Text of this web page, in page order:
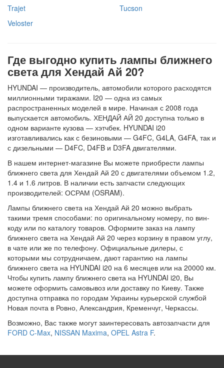
Trajet
Tucson
Veloster
Где выгодно купить лампы ближнего
света для Хендай Ай 20?
HYUNDAI — производитель, автомобили которого расходятся
миллионными тиражами. I20 — одна из самых
распространенных моделей в мире. Начиная с 2008 года
выпускается автомобиль. ХЕНДАЙ АЙ 20 доступна только в
одном варианте кузова — хэтчбек. HYUNDAI i20
изготавливались как с безиновыми — G4FC, G4LA, G4FA, так и
с дизельными — D4FC, D4FB и D3FA двигателями.
В нашем интернет-магазине Вы можете приобрести лампы
ближнего света для Хендай Ай 20 с двигателями объемом 1.2,
1.4 и 1.6 литров. В наличии есть запчасти следующих
производителей: ОСРАМ (OSRAM).
Лампы ближнего света на Хендай Ай 20 можно выбрать
такими тремя способами: по оригинальному номеру, по вин-
коду или по каталогу товаров. Оформите заказ на лампу
ближнего света на Хендай Ай 20 через корзину в правом углу,
в чате или же по телефону. Официальные дилеры, с
которыми мы сотрудничаем, дают гарантию на лампы
ближнего света на HYUNDAI i20 на 6 месяцев или на 20000 км.
Чтобы купить лампу ближнего света на HYUNDAI i20, Вы
можете оформить самовывоз или доставку по Киеву. Также
доступна отправка по городам Украины курьерской службой
Новая почта в Ровно, Александрия, Кременчуг, Черкассы.
Возможно, Вас также могут заинтересовать автозапчасти для
FORD C-Max, NISSAN Maxima, OPEL Astra F.